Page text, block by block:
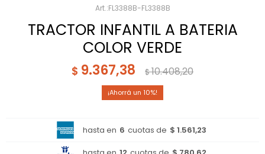
FL3388B-FL3388B
TRACTOR INFANTIL A BATERIA
COLOR VERDE
$ 9.367,38 $10.408,20
10
hasta en 6 cuotas de $ 1.561,23